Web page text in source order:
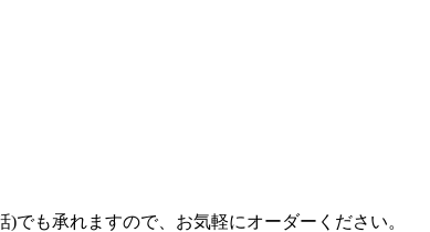
も承れますので、お気軽にオーダーください。